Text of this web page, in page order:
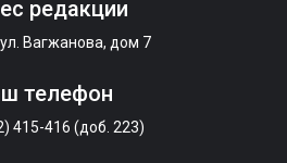
редакции
Вагжанова, дом 7
телефон
415-416 (доб. 223)